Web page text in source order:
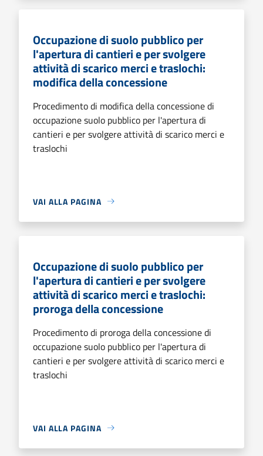
Occupazione di suolo pubblico per
l'apertura di cantieri e per svolgere
attività di scarico merci e traslochi:
modifica della concessione
Procedimento di modifica della concessione di
occupazione suolo pubblico per l'apertura di
cantieri e per svolgere attività di scarico merci e
traslochi
VAI ALLA PAGINA
Occupazione di suolo pubblico per
l'apertura di cantieri e per svolgere
attività di scarico merci e traslochi:
proroga della concessione
Procedimento di proroga della concessione di
occupazione suolo pubblico per l'apertura di
cantieri e per svolgere attività di scarico merci e
traslochi
VAI ALLA PAGINA